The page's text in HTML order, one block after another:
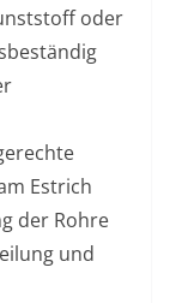
oder
Estrich
der Rohre
und